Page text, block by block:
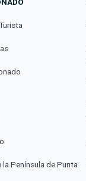
la Península de Punta